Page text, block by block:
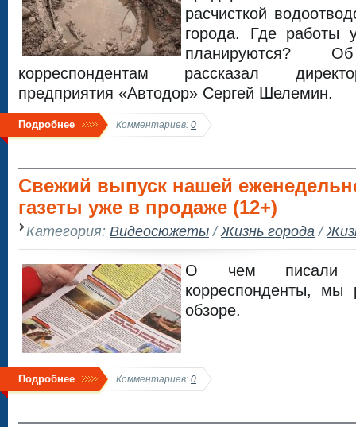
расчисткой
города. Где работы
корреспондентам рассказал
предприятия «Автодор» Сергей Шелемин.
Подробнее Комментариев: 0
Свежий выпуск нашей
газеты уже в продаже (12+)
Категория: Видеосюжеты/Жизнь города /
О чем
корреспонденты, мы
обзоре.
Подробнее Комментариев: 0